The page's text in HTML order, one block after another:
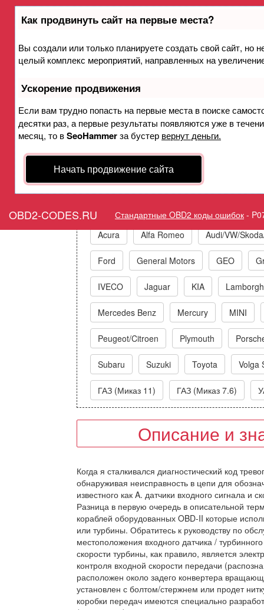
Как продвинуть сайт на первые места?
Вы создали или только планируете создать свой сайт, но
целый комплекс мероприятий, направленных на
Ускорение продвижения
Если вам трудно попасть на первые места в поиске
десятки раз, а первые результаты появляются уже в
месяц, то вSeoHammerза бустер вернут деньги.
Начать продвижение сайта
OBD2-CODES.RU Стандартные OBD2 коды ошибок -
Ошибка P0715 Датчик
(турбины
Горит ошибка Check
Acura Alfa Romeo Audi/VW/
Ford General Motors GEO
IVECO Jaguar KIA
Mercedes Benz Mercury MINI
Peugeot/Citroen Plymouth
Subaru Suzuki Toyota Volga
ГАЗ (Миказ 11) ГАЗ (Миказ 7.6)
Описание и
Когда я сталкивался диагностический код
обнаруживая неисправность в цепи для
известного как A. датчики входного сигнала и
Разница в первую очередь в описательной
кораблей оборудованных OBD-II которые
или турбины. Обратитесь к руководству по
местоположения входного датчика /
скорости турбины, как правило, является
контроля входной скорости передачи
расположен около задего конвертера
установлен с болтом/стержнем или продет
коробки передач имеются специально